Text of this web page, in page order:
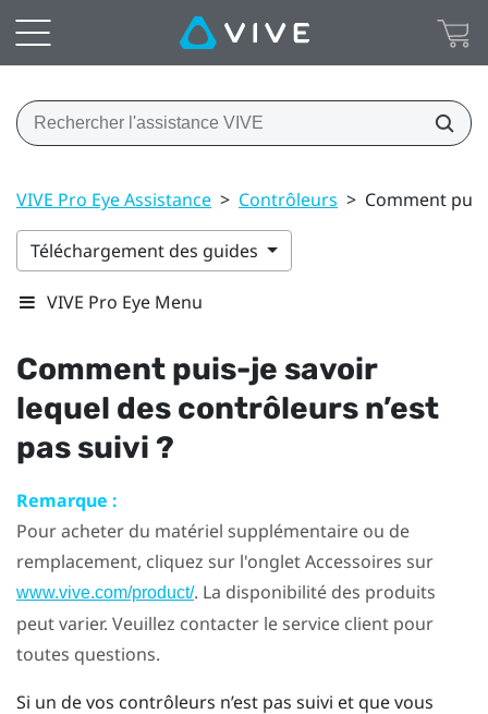
VIVE Pro Eye Assistance > Contrôleurs > Comment
Téléchargement des guides
VIVE Pro Eye Menu
Comment puis-je savoir
lequel des contrôleurs n’est
pas suivi ?
Remarque :
Pour acheter du matériel supplémentaire ou de
remplacement, cliquez sur l'onglet Accessoires sur
www.vive.com/product/. La disponibilité des produits
peut varier. Veuillez contacter le service client pour
toutes questions.
Si un de vos contrôleurs n’est pas suivi et que vous